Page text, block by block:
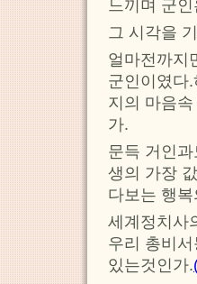
느끼며 군
그 시각을
얼마전까지
군인이였다
지의 마음
가.
문득 거인
생의 가장
다보는 행
세계정치사
우리 총비
있는것인가.